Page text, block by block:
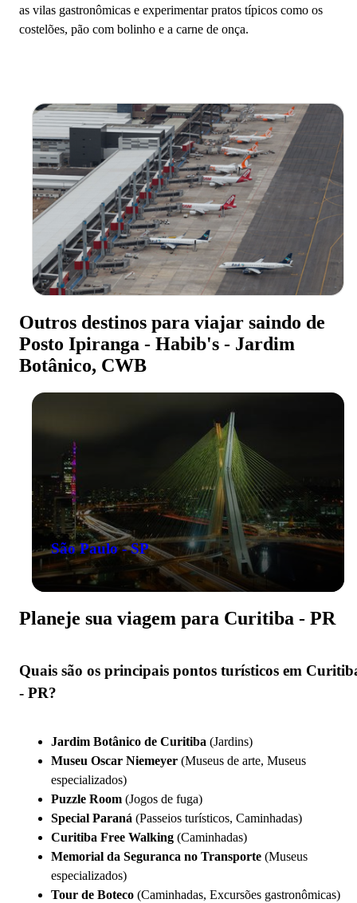
as vilas gastronômicas e experimentar pratos típicos como os
costelões, pão com bolinho e a carne de onça.
Outros destinos para viajar saindo de
Posto Ipiranga - Habib's - Jardim
Botânico, CWB
São Paulo - SP
Planeje sua viagem para Curitiba - PR
Quais são os principais pontos turísticos em
- PR?
Jardim Botânico de Curitiba (Jardins)
Museu Oscar Niemeyer (Museus de arte, Museus
especializados)
Puzzle Room (Jogos de fuga)
Special Paraná (Passeios turísticos, Caminhadas)
Curitiba Free Walking (Caminhadas)
Memorial da Seguranca no Transporte (Museus
especializados)
Tour de Boteco (Caminhadas, Excursões gastronômicas)